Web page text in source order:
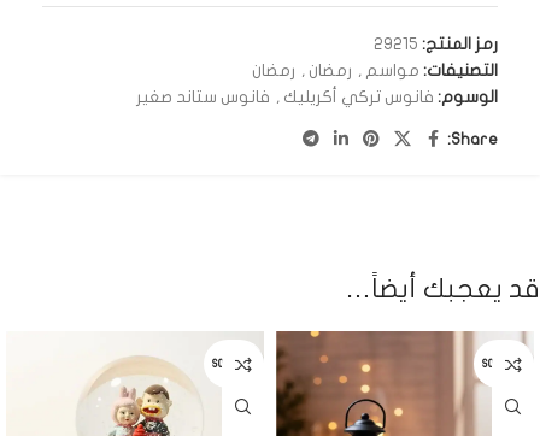
رمز المنتج: 29215
التصنيفات: مواسم , رمضان , رمضان
الوسوم: فانوس تركي أكريليك , فانوس ستاند صغير
Share:
قد يعجبك أيضاً…
SOLD OUT
SOLD OUT